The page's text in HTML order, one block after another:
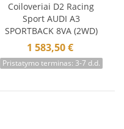
Coiloveriai D2 Racing
Sport AUDI A3
SPORTBACK 8VA (2WD)
50mm (Rr Multi-Link
Suspension) Modified Rr
Integrated 12+
1 583,50 €
Pristatymo terminas: 3-7 d.d.